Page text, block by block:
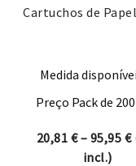
Cartuchos de
Medida
Preço Pack de
20,81 € – 95,95 €
incl.)